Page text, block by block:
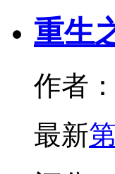
重生
作者：
最新